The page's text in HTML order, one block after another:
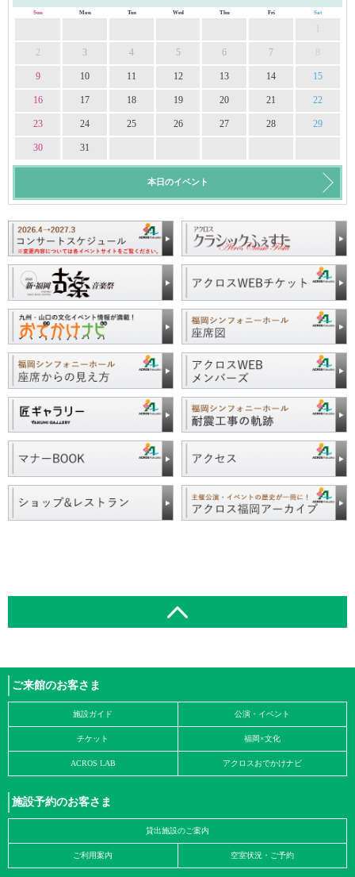
Sun Mon Tue Wed Thu Fri Sat
1
2 3 4 5 6 7 8
9 10 11 12 13 14 15
16 17 18 19 20 21 22
23 24 25 26 27 28 29
30 31
本日のイベント
ご来館のお客さま
施設ガイド 公演・イベント
チケット 福岡×文化
ACROS LAB アクロスおでかけナビ
施設予約のお客さま
貸出施設のご案内
ご利用案内 空室状況・ご予約